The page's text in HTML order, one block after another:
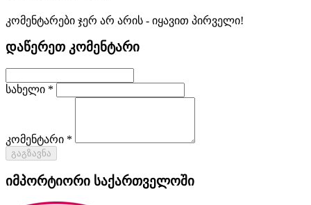
კომენტარები ჯერ არ არის - იყავით პირველი!
დაწერეთ კომენტარი
სახელი *
კომენტარი *
გაგზავნა
იმპორტიორი საქართველოში